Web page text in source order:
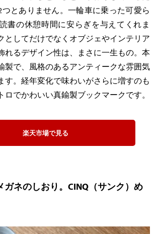
とありません。一輪車に乗った可愛ら
書の休憩時間に安らぎを与えてくれま
としてだけでなくオブジェやインテリア
れるデザイン性は、まさに一生もの。本
製で、風格のあるアンティークな雰囲気
す。経年変化で味わいがさらに増すのも
ロでかわいい真鍮製ブックマークです。
楽天市場で見る
ガネのしおり。CINQ（サンク）め